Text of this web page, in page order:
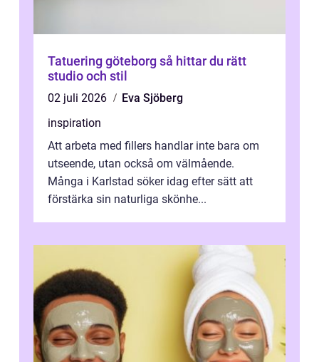
Tatuering göteborg så hittar du rätt
studio och stil
02 juli 2026
Eva Sjöberg
inspiration
Att arbeta med fillers handlar inte bara om
utseende, utan också om välmående.
Många i Karlstad söker idag efter sätt att
förstärka sin naturliga skönhe...